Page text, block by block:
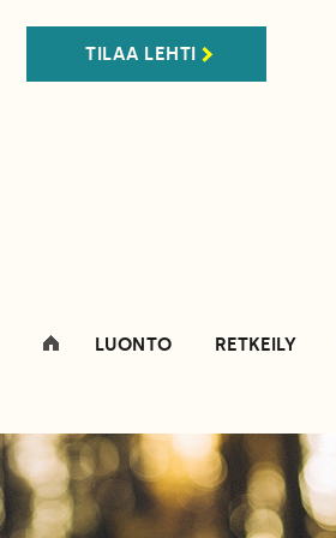
TILAA LEHTI
LUONTO RETKEILY